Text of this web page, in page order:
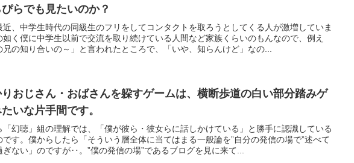
らでも見たいのか？
近、中学生時代の同級生のフリをしてコンタクトを取ろうとしてくる人が激増していま
如く僕に中学生以前で交流を取り続けている人間など家族くらいのもんなので、例え
兄の知り合いの～」と言われたところで、「いや、知らんけど」なの...
おじさん・おばさんを躱すゲームは、横断歩道の白い部分踏みゲ
いな片手間です。
「幻聴」組の理解では、「僕が彼ら・彼女らに話しかけている」と勝手に認識している
です。僕からしたら「そういう層全体に当てはまる一般論を”自分の発信の場で”述べて
ぎない」のですが‥。”僕の発信の場”であるブログを見に来て...